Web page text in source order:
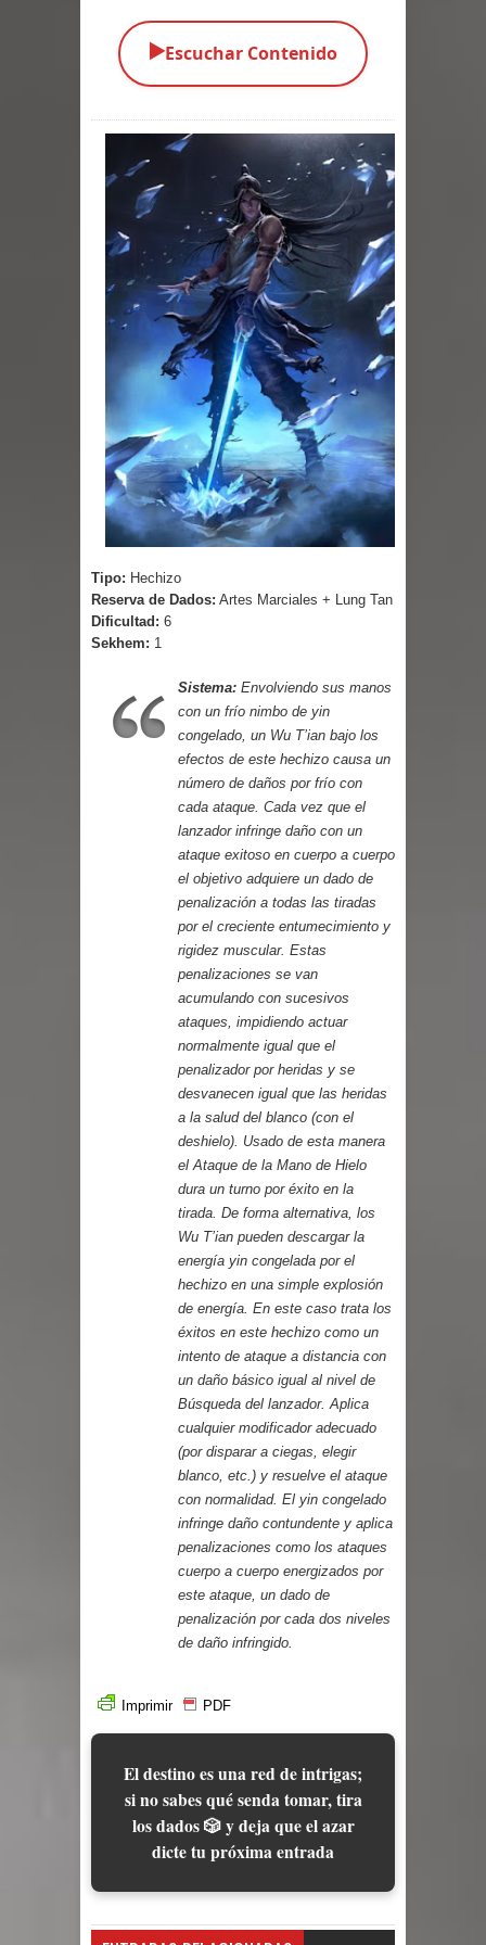
Parte 03: La Traición
Parte 01: El Comienzo
Parte 01: El Enemigo Interior
Exaltados y Muertos Vivientes
Los Muertos se Levantan (Relato)
Los Monstruos más Buscados
Parte 09: Los Muertos Cuentan
Cuentos
Parte 08: Ultratumba
▶️Escuchar Contenido
Tipo: Hechizo
Reserva de Dados: Artes Marciales + Lung Tan
Dificultad: 6
Sekhem: 1
Sistema: Envolviendo sus manos
con un frío nimbo de yin
congelado, un Wu T’ian bajo los
efectos de este hechizo causa un
número de daños por frío con
cada ataque. Cada vez que el
lanzador infringe daño con un
ataque exitoso en cuerpo a cuerpo
el objetivo adquiere un dado de
penalización a todas las tiradas
por el creciente entumecimiento y
rigidez muscular. Estas
penalizaciones se van
acumulando con sucesivos
ataques, impidiendo actuar
normalmente igual que el
penalizador por heridas y se
desvanecen igual que las heridas
a la salud del blanco (con el
deshielo). Usado de esta manera
el Ataque de la Mano de Hielo
dura un turno por éxito en la
tirada. De forma alternativa, los
Wu T’ian pueden descargar la
energía yin congelada por el
hechizo en una simple explosión
de energía. En este caso trata los
éxitos en este hechizo como un
intento de ataque a distancia con
un daño básico igual al nivel de
Búsqueda del lanzador. Aplica
cualquier modificador adecuado
(por disparar a ciegas, elegir
blanco, etc.) y resuelve el ataque
con normalidad. El yin congelado
infringe daño contundente y aplica
penalizaciones como los ataques
cuerpo a cuerpo energizados por
este ataque, un dado de
penalización por cada dos niveles
de daño infringido.
Imprimir PDF
El destino es una red de intrigas;
si no sabes qué senda tomar, tira
los dados 🎲 y deja que el azar
dicte tu próxima entrada